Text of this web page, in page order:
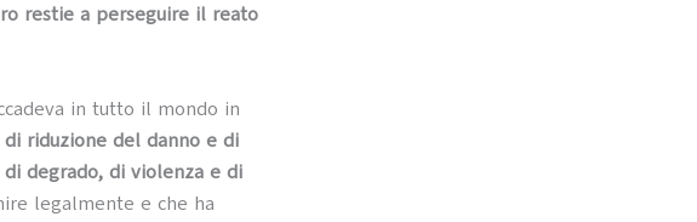
restie a perseguire il reato
in tutto il mondo in
riduzione del danno e di
degrado, di violenza e di
legalmente e che ha